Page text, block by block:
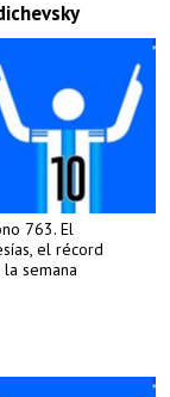
763. El
el récord
semana